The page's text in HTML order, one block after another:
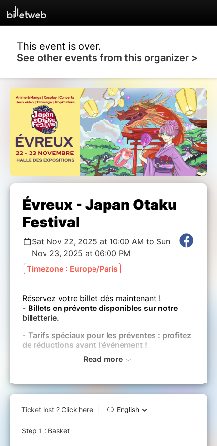
This event is over.
See other events from this organizer >
Évreux - Japan Otaku
Festival
Sat Nov 22, 2025 at 10:00 AM to Sun
Nov 23, 2025 at 06:00 PM
Timezone : Europe/Paris
Réservez votre billet dès maintenant !
- Billets en prévente disponibles sur notre
billetterie.
- Tarifs spéciaux pour les préventes : profitez
de réductions avant l'événement !
Profitez dès maintenant de la promotion de
-Cadeau de prévente pour ceux qui achètent
Les billets ne sont ni remboursables ni
Read more